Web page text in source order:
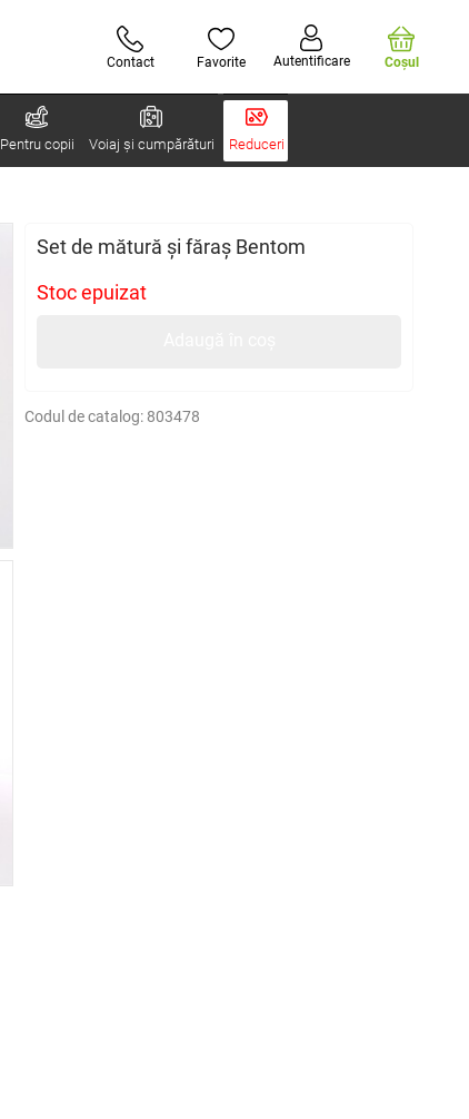
Contact Favorite Autentificare Coşul
Pentru copii Voiaj și cumpărături Reduceri
Set de mătură și făraș Bentom
Stoc epuizat
Codul de catalog: 803478